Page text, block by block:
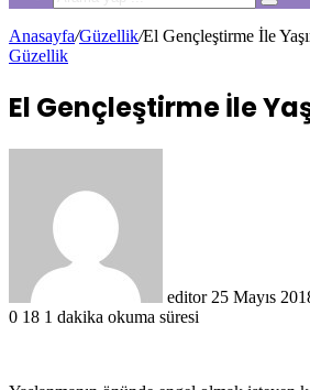
Arama
yap
...
Anasayfa/Güzellik/El Gençleştirme İle
Güzellik
El Gençleştirme İle
editor 25 Mayıs
0 18 1 dakika okuma süresi